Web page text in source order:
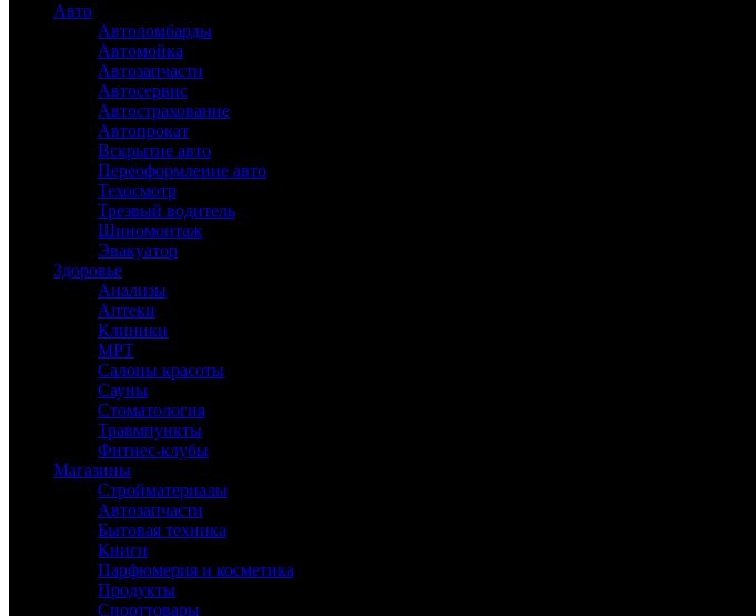
Авто
Автоломбарды
Автомойка
Автозапчасти
Автосервис
Автострахование
Автопрокат
Вскрытие авто
Переоформление авто
Техосмотр
Трезвый водитель
Шиномонтаж
Эвакуатор
Здоровье
Анализы
Аптеки
Клиники
МРТ
Салоны красоты
Сауны
Стоматология
Травмпункты
Фитнес-клубы
Магазины
Стройматериалы
Автозапчасти
Бытовая техника
Книги
Парфюмерия и косметика
Продукты
Спорттовары